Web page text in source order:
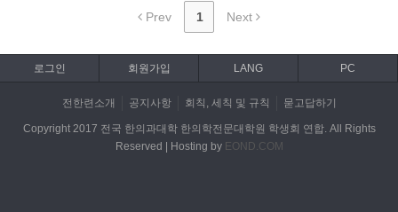
Prev 1 Next
로그인 회원가입 LANG PC
전한련소개 공지사항 회칙, 세칙 및 규칙 묻고답하기
Copyright 2017 전국 한의과대학 한의학전문대학원 학생회 연합. All Rights
Reserved | Hosting by EOND.COM